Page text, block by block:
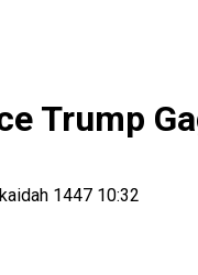
Trump
1447 10:32